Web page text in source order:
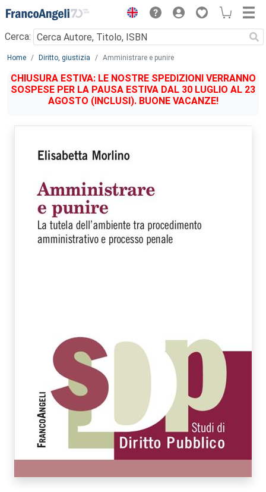
Menu
Cerca:
Main content
Home Diritto, giustizia Amministrare e punire
CHIUSURA ESTIVA: LE NOSTRE SPEDIZIONI VERRANNO
SOSPESE PER LA PAUSA ESTIVA DAL 30 LUGLIO AL 23
AGOSTO (INCLUSI). BUONE VACANZE!